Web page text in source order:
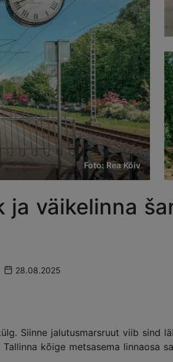
Foto: Rea Kõiv
ja väikelinna
28.08.2025
Siinne jalutusmarsruut viib sind
kõige metsasema linnaosa